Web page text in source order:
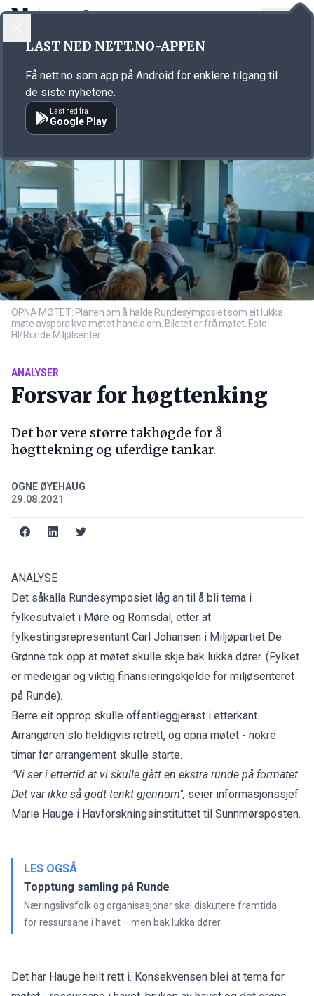
Annonsørinnhold
OPNA MØTET: Planen om å halde Rundesymposiet som eit lukka
møte avspora kva møtet handla om. Biletet er frå møtet. Foto:
HI/Runde Miljølsenter
ANALYSER
Forsvar for høgttenking
Det bør vere større takhøgde for å
høgttekning og uferdige tankar.
OGNE ØYEHAUG
29.08.2021
ANALYSE
Det såkalla Rundesymposiet låg an til å bli tema i
fylkesutvalet i Møre og Romsdal, etter at
fylkestingsrepresentant Carl Johansen i Miljøpartiet De
Grønne tok opp at møtet skulle skje bak lukka dører. (Fylket
er medeigar og viktig finansieringskjelde for miljøsenteret
på Runde).
Berre eit opprop skulle offentleggjerast i etterkant.
Arrangøren slo heldigvis retrett, og opna møtet - nokre
timar før arrangement skulle starte.
"Vi ser i ettertid at vi skulle gått en ekstra runde på formatet.
Det var ikke så godt tenkt gjennom", seier informasjonssjef
Marie Hauge i Havforskningsinstituttet til Sunnmørsposten.
LES OGSÅ
Topptung samling på Runde
Næringslivsfolk og organisasjonar skal diskutere framtida
for ressursane i havet – men bak lukka dører.
Det har Hauge heilt rett i. Konsekvensen blei at tema for
LAST NED NETT.NO-APPEN
Få nett.no som app på Android for enklere tilgang til
de siste nyhetene.
Last ned fra
Google Play